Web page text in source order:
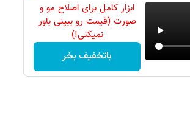
ابزار کامل برای اصلاح مو و
صورت (قیمت رو ببینی باور
نمیکنی!)
باتخفیف بخر